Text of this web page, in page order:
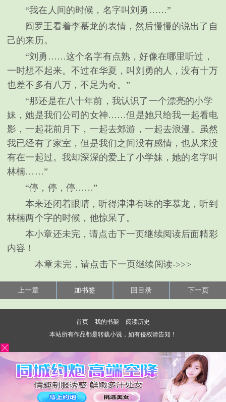
“我在人间的时候，名字叫刘勇……”
阎罗王看着李慕龙的表情，然后慢慢的说出了自
己的来历。
“刘勇……这个名字有点熟，好像在哪里听过，
一时想不起来。不过在华夏，叫刘勇的人，没有十万
也差不多有八万，不足为奇。”
“那还是在八十年前，我认识了一个漂亮的小学
妹，她是我们公司的女神……但是她只给我一起看电
影，一起花前月下，一起去郊游，一起去浪漫。虽然
我已经有了家室，但是我们之间没有感情，也从来没
有在一起过。我却深深的爱上了小学妹，她的名字叫
林楠……”
“停，停，停……”
本来还闭着眼睛，听得津津有味的李慕龙，听到
林楠两个字的时候，他惊呆了。
本小章还未完，请点击下一页继续阅读后面精彩
内容！
本章未完，请点击下一页继续阅读->>>
上一章 加书签 回目录 下一页
首页 我的书架
阅读历史
本站所有作品都是转载小说，如有侵权请告知！